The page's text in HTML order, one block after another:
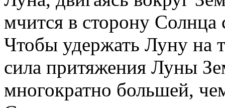
мчится в сторону
Чтобы удержать Луну на
сила притяжения Луны
многократно большей,